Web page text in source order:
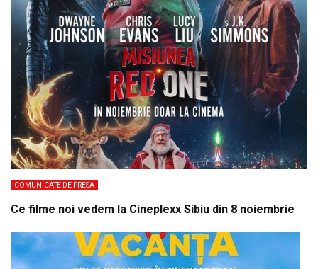
COMUNICATE DE PRESA
Ce filme noi vedem la Cineplexx Sibiu din 8 noiembrie